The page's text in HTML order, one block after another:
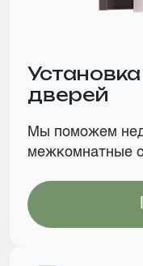
дверей
Мы поможем
межкомнатные